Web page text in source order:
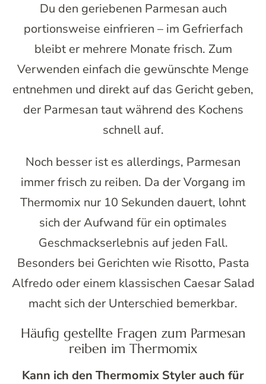
Du den geriebenen Parmesan auch
portionsweise einfrieren – im Gefrierfach
bleibt er mehrere Monate frisch. Zum
Verwenden einfach die gewünschte Menge
entnehmen und direkt auf das Gericht geben,
der Parmesan taut während des Kochens
schnell auf.
Noch besser ist es allerdings, Parmesan
immer frisch zu reiben. Da der Vorgang im
Thermomix nur 10 Sekunden dauert, lohnt
sich der Aufwand für ein optimales
Geschmackserlebnis auf jeden Fall.
Besonders bei Gerichten wie Risotto, Pasta
Alfredo oder einem klassischen Caesar Salad
macht sich der Unterschied bemerkbar.
Häufig gestellte Fragen zum Parmesan
reiben im Thermomix
Kann ich den Thermomix Styler auch für